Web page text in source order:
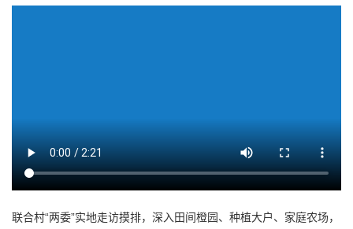
联合村“两委”实地走访摸排，深入田间橙园、种植大户、家庭农场，